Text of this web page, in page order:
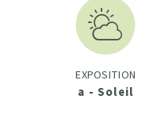
EXPOSITION
a - Soleil